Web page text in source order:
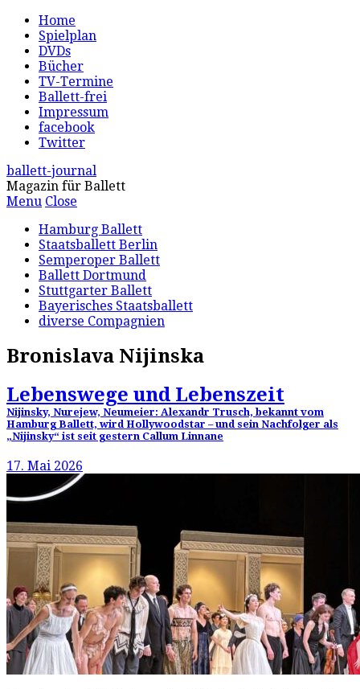
Home
Spielplan
DVDs
Bücher
TV-Termine
Ballett-frei
Impressum
facebook
Twitter
ballett-journal
Magazin für Ballett
Menu Close
Hamburg Ballett
Staatsballett Berlin
Semperoper Ballett
Ballett Dortmund
Stuttgarter Ballett
Bayerisches Staatsballett
diverse Compagnien
Bronislava Nijinska
Lebenswege und Lebenszeit
Nijinsky, Nurejew, Neumeier: Alexandr Trusch, bekannt vom
Hamburg Ballett, wird Hollywoodstar – und sein Nachfolger als
„Nijinsky“ ist seit gestern Callum Linnane
17. Mai 2026